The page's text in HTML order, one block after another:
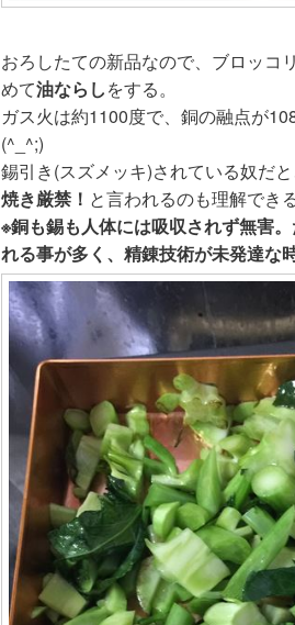
おろしたての新品なので、ブロッコ
めて油ならしをする。
ガス火は約1100度で、銅の融点が
(^_^;)
錫引き(スズメッキ)されている奴だ
焼き厳禁！ と言われるのも理解でき
※銅も錫も人体には吸収されず無害
れる事が多く、精錬技術が未発達な